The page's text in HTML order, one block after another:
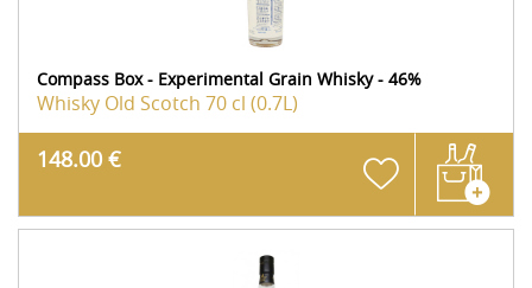
Compass Box - Experimental Grain Whisky - 46%
Whisky Old Scotch 70 cl (0.7L)
148.00 €